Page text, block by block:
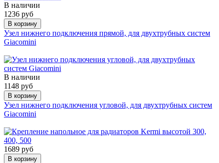
В наличии
1236 руб
В корзину
Узел нижнего подключения прямой, для двухтрубных систем
Giacomini
В наличии
1148 руб
В корзину
Узел нижнего подключения угловой, для двухтрубных систем
Giacomini
1689 руб
В корзину